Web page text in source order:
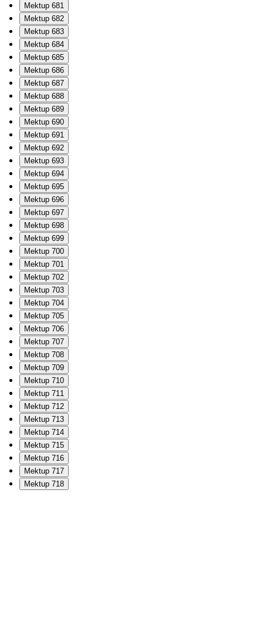
Mektup 681
Mektup 682
Mektup 683
Mektup 684
Mektup 685
Mektup 686
Mektup 687
Mektup 688
Mektup 689
Mektup 690
Mektup 691
Mektup 692
Mektup 693
Mektup 694
Mektup 695
Mektup 696
Mektup 697
Mektup 698
Mektup 699
Mektup 700
Mektup 701
Mektup 702
Mektup 703
Mektup 704
Mektup 705
Mektup 706
Mektup 707
Mektup 708
Mektup 709
Mektup 710
Mektup 711
Mektup 712
Mektup 713
Mektup 714
Mektup 715
Mektup 716
Mektup 717
Mektup 718